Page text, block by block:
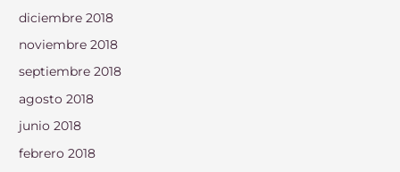
diciembre 2018
noviembre 2018
septiembre 2018
agosto 2018
junio 2018
febrero 2018